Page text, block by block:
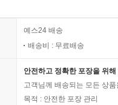
예스24 배송
배송비 : 무료배송
안전하고 정확한 포장을 위
고객님께 배송되는 모든 상
목적 : 안전한 포장 관리